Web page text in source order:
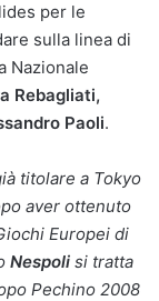
per le
sulla linea di
Nazionale
Rebagliati,
Paoli.
titolare a Tokyo
aver ottenuto
Europei di
Nespoli si tratta
Pechino 2008